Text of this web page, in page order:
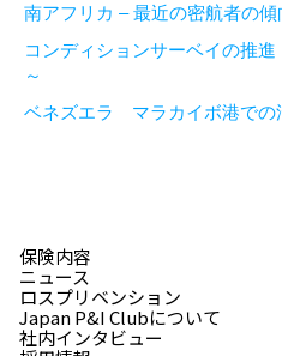
南アフリカ – 最近の密航者の
コンディションサーベイの推
～
ベネズエラ マラカイボ港での
保険内容
社内インタビュー
ニュース
ロスプリベンション
Japan P&I Clubについて